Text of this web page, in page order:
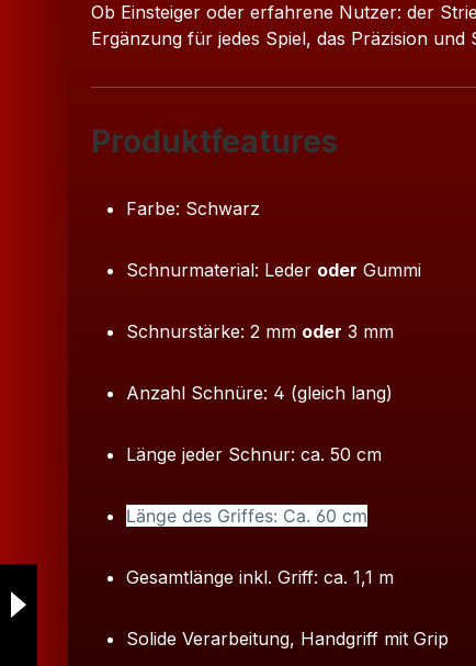
Ob Einsteiger oder erfahrene Nutzer: der
Ergänzung für jedes Spiel, das Präzision und
Produktfeatures
Farbe: Schwarz
Schnurmaterial: Leder oder Gummi
Schnurstärke: 2 mm oder 3 mm
Anzahl Schnüre: 4 (gleich lang)
Länge jeder Schnur: ca. 50 cm
Länge des Griffes: Ca. 60 cm
Gesamtlänge inkl. Griff: ca. 1,1 m
Solide Verarbeitung, Handgriff mit Grip